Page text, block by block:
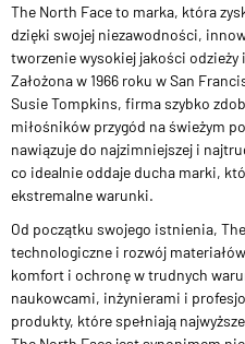
The North Face to marka, która
dzięki swojej niezawodności,
tworzenie wysokiej jakości
Założona w 1966 roku w San
Susie Tompkins, firma szybko
miłośników przygód na świeżym
nawiązuje do najzimniejszej i
co idealnie oddaje ducha marki,
ekstremalne warunki.
Od początku swojego istnienia,
technologiczne i rozwój
komfort i ochronę w trudnych
naukowcami, inżynierami i
produkty, które spełniają